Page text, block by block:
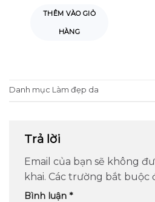
5 sao
THÊM VÀO GIỎ
HÀNG
Danh mục Làm đẹp da
Trả lời
Email của bạn sẽ không
khai. Các trường bắt buộc
Bình luận *